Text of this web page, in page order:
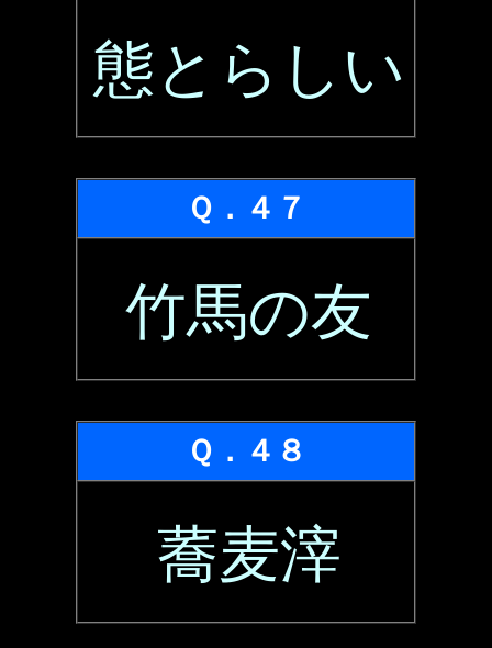
態とらしい
Ｑ．４７
竹馬の友
Ｑ．４８
蕎麦滓